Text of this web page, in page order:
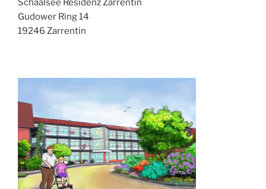
Gudower Ring 14
19246 Zarrentin